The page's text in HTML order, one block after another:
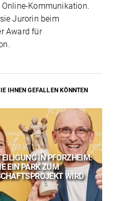
Kommunikation.
Jurorin beim
Award für
IHNEN GEFALLEN KÖNNTEN
IN PFORZHEIM:
EIN PARK ZUM
WIRD